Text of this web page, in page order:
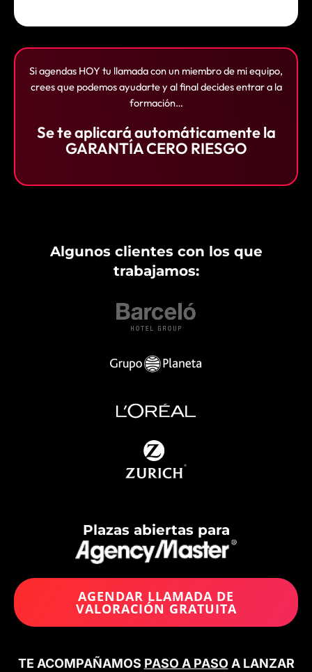
Si agendas HOY tu llamada con un miembro de mi equipo,
crees que podemos ayudarte y al final decides entrar a la
formación…
Se te aplicará automáticamente la
GARANTÍA CERO RIESGO
Algunos clientes con los que
trabajamos:
Plazas abiertas para
AGENDAR LLAMADA DE
VALORACIÓN GRATUITA
TE ACOMPAÑAMOS PASO A PASO A LANZAR